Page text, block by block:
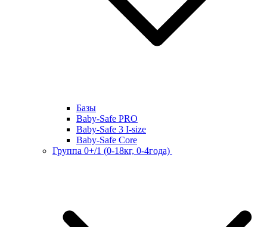
Базы
Baby-Safe PRO
Baby-Safe 3 I-size
Baby-Safe Core
Группа 0+/1 (0-18кг, 0-4года)